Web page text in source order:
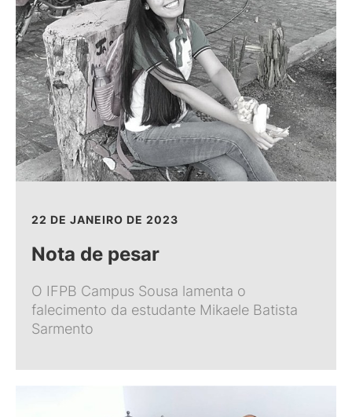
22 DE JANEIRO DE 2023
Nota de pesar
O IFPB Campus Sousa lamenta o
falecimento da estudante Mikaele Batista
Sarmento